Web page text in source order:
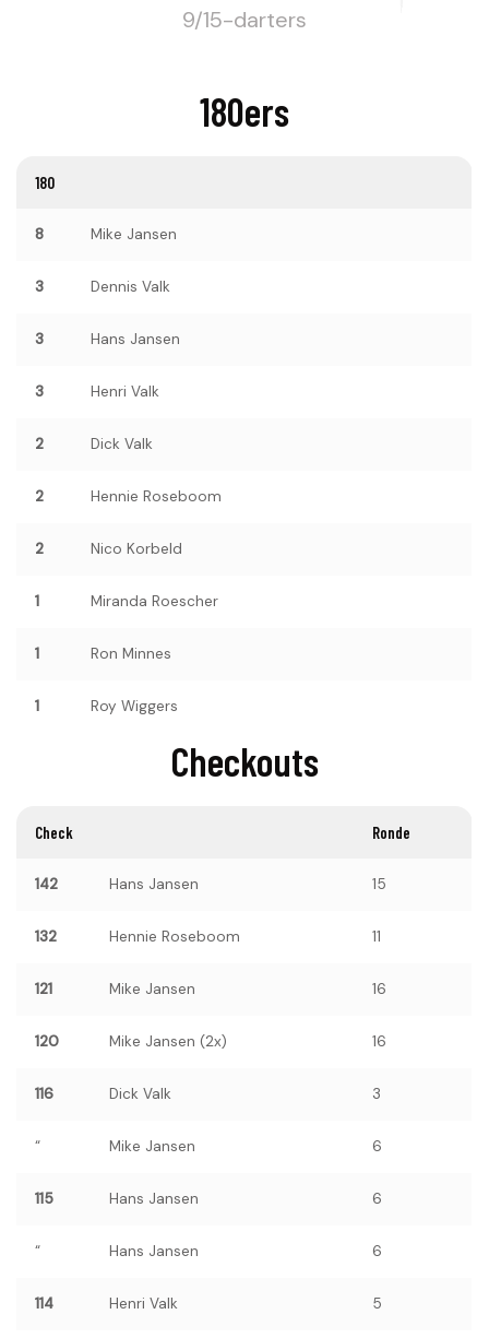
9/15-darters
180ers
180
8 Mike Jansen
3 Dennis Valk
3 Hans Jansen
3 Henri Valk
2 Dick Valk
2 Hennie Roseboom
2 Nico Korbeld
1 Miranda Roescher
1 Ron Minnes
1 Roy Wiggers
Checkouts
Check Ronde
142 Hans Jansen 15
132 Hennie Roseboom 11
121 Mike Jansen 16
120 Mike Jansen (2x) 16
116 Dick Valk 3
“ Mike Jansen 6
115 Hans Jansen 6
“ Hans Jansen 6
114 Henri Valk 5